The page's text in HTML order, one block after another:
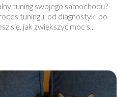
tuning swojego samochodu?
tuningu, od diagnostyki po
się, jak zwiększyć moc s...